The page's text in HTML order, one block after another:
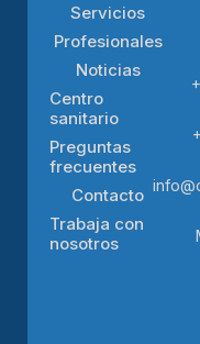
Servicios
Profesionales
Noticias
Centro
sanitario
Preguntas
frecuentes
Contacto
Trabaja con
nosotros